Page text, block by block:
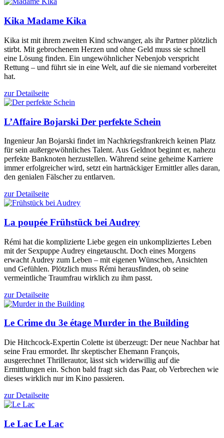
Kika Madame Kika
Kika ist mit ihrem zweiten Kind schwanger, als ihr Partner plötzlich
stirbt. Mit gebrochenem Herzen und ohne Geld muss sie schnell
eine Lösung finden. Ein ungewöhnlicher Nebenjob verspricht
Rettung – und führt sie in eine Welt, auf die sie niemand vorbereitet
hat.
zur Detailseite
L’Affaire Bojarski Der perfekte Schein
Ingenieur Jan Bojarski findet im Nachkriegsfrankreich keinen Platz
für sein außergewöhnliches Talent. Aus Geldnot beginnt er, nahezu
perfekte Banknoten herzustellen. Während seine geheime Karriere
immer erfolgreicher wird, setzt ein hartnäckiger Ermittler alles daran,
den genialen Fälscher zu entlarven.
zur Detailseite
La poupée Frühstück bei Audrey
Rémi hat die komplizierte Liebe gegen ein unkompliziertes Leben
mit der Sexpuppe Audrey eingetauscht. Doch eines Morgens
erwacht Audrey zum Leben – mit eigenen Wünschen, Ansichten
und Gefühlen. Plötzlich muss Rémi herausfinden, ob seine
vermeintliche Traumfrau wirklich zu ihm passt.
zur Detailseite
Le Crime du 3e étage Murder in the Building
Die Hitchcock-Expertin Colette ist überzeugt: Der neue Nachbar hat
seine Frau ermordet. Ihr skeptischer Ehemann François,
ausgerechnet Thrillerautor, lässt sich widerwillig auf die
Ermittlungen ein. Schon bald fragt sich das Paar, ob Verbrechen wie
dieses wirklich nur im Kino passieren.
zur Detailseite
Le Lac Le Lac